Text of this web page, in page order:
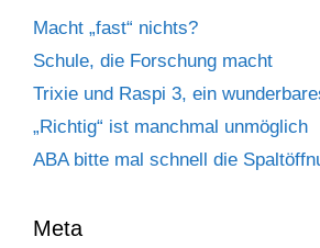
Macht „fast“ nichts?
Schule, die Forschung macht
Trixie und Raspi 3, ein
„Richtig“ ist manchmal unmöglich
ABA bitte mal schnell die
Meta